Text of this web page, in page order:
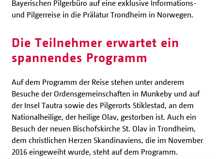
Bayerischen Pilgerbüro auf eine exklusive Informations-
und Pilgerreise in die Prälatur Trondheim in Norwegen.
Die Teilnehmer erwartet ein
spannendes Programm
Auf dem Programm der Reise stehen unter anderem
Besuche der Ordensgemeinschaften in Munkeby und auf
der Insel Tautra sowie des Pilgerorts Stiklestad, an dem
Nationalheilige, der heilige Olav, gestorben ist. Auch ein
Besuch der neuen Bischofskirche St. Olav in Trondheim,
dem christlichen Herzen Skandinaviens, die im November
2016 eingeweiht wurde, steht auf dem Programm.